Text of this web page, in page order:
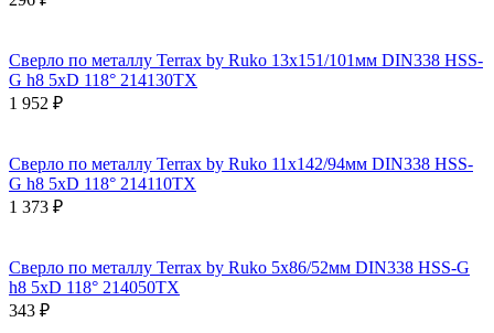
Сверло по металлу Terrax by Ruko 13x151/101мм DIN338 HSS-
G h8 5xD 118° 214130TX
1 952 ₽
Сверло по металлу Terrax by Ruko 11x142/94мм DIN338 HSS-
G h8 5xD 118° 214110TX
1 373 ₽
Сверло по металлу Terrax by Ruko 5x86/52мм DIN338 HSS-G
h8 5xD 118° 214050TX
343 ₽